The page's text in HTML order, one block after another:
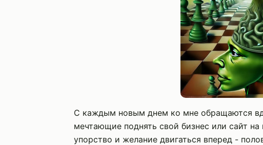
С каждым новым днем ко мне обращаются
мечтающие поднять свой бизнес или сайт
упорство и желание двигаться вперед -